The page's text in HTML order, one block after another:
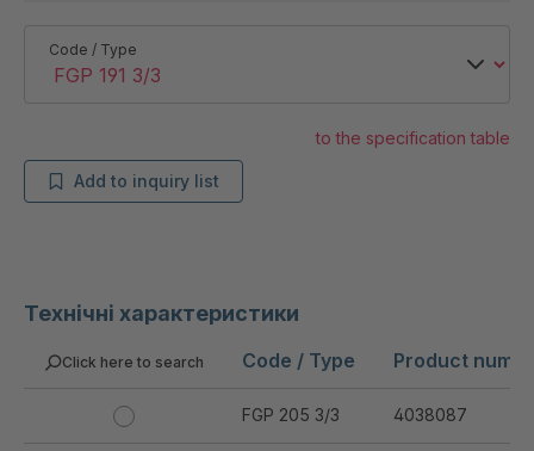
Технічні характеристики
Click here to search Code / Type Product
FGP 205 3/3 4038087
Code / Type
to the specification table
Add to inquiry list